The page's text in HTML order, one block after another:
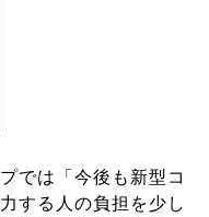
では「今後も新型コ
する人の負担を少し